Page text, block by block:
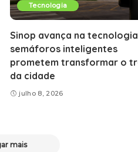
Tecnologia
Sinop avança na
semáforos inteligentes
prometem transformar o
da cidade
julho 8, 2026
mais